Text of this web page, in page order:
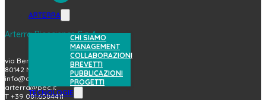
ARTERRA
CHI SIAMO
MANAGEMENT
COLLABORAZIONI
BREVETTI
PUBBLICAZIONI
PROGETTI
TECNOLOGIE
Arterra Bioscience S.p.A.
via Benedetto Brin, 69
80142 Napoli (Italy)
info@arterrabio.it
arterra@pec.it
T +39 081.6584411